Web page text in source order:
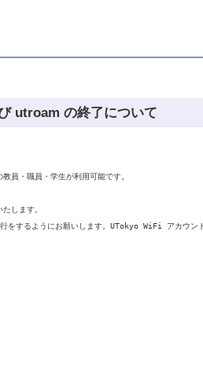
utroam の終了について
・職員・学生が利用可能です。
します。
するようにお願いします。UTokyo WiFi アカウン